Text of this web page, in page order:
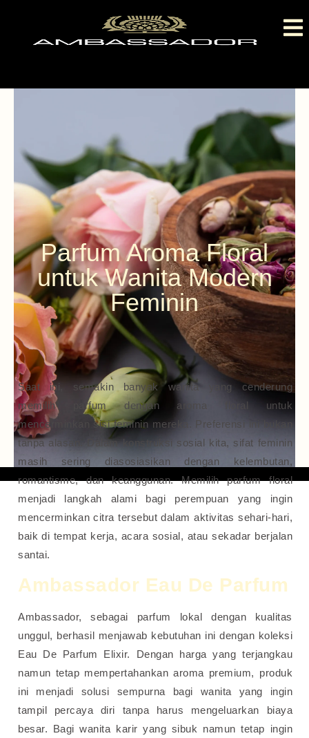
Parfum Aroma Floral
untuk Wanita Modern
Feminin
Saat ini, semakin banyak wanita yang cenderung
memilih parfum dengan aroma floral untuk
mencerminkan sisi feminin mereka. Preferensi ini bukan
tanpa alasan. Dalam konstruksi sosial kita, sifat feminin
masih sering diasosiasikan dengan kelembutan,
romantisme, dan keanggunan. Memilih parfum floral
menjadi langkah alami bagi perempuan yang ingin
mencerminkan citra tersebut dalam aktivitas sehari-hari,
baik di tempat kerja, acara sosial, atau sekadar berjalan
santai.
Ambassador Eau De Parfum
Ambassador, sebagai parfum lokal dengan kualitas
unggul, berhasil menjawab kebutuhan ini dengan koleksi
Eau De Parfum Elixir. Dengan harga yang terjangkau
namun tetap mempertahankan aroma premium, produk
ini menjadi solusi sempurna bagi wanita yang ingin
tampil percaya diri tanpa harus mengeluarkan biaya
besar. Bagi wanita karir yang sibuk namun tetap ingin